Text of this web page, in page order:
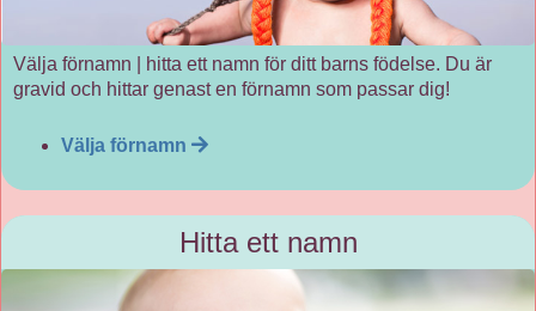
Välja förnamn | hitta ett namn för ditt barns födelse. Du är
gravid och hittar genast en förnamn som passar dig!
Välja förnamn
Hitta ett namn